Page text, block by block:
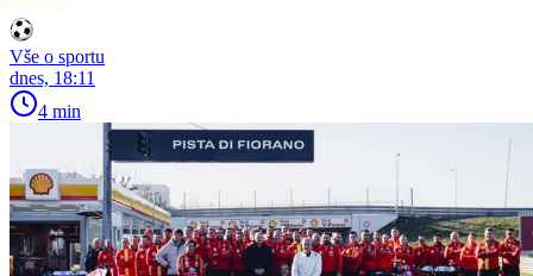
Vše o sportu
dnes, 18:11
4 min